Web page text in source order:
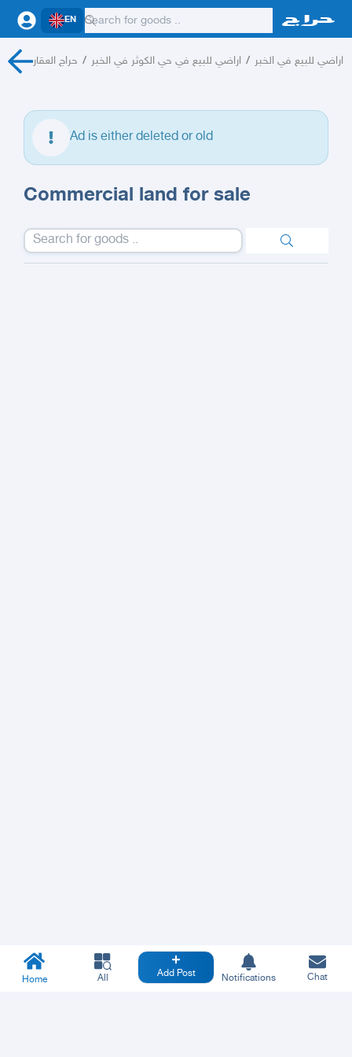
EN
حراج العقار / اراضي للبيع في حي الكوثر في الخبر / اراضي للبيع في الخبر
Ad is either deleted or old
Commercial land for sale
Home All Add Post Notifications Chat